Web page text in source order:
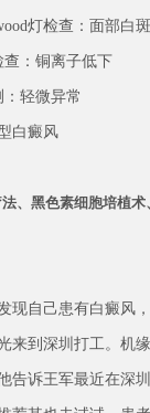
灯检查：面部白斑
：铜离子低下
轻微异常
癜风
、黑色素细胞培植
自己患有白癜风，
来到深圳打工。机
告诉王军最近在深